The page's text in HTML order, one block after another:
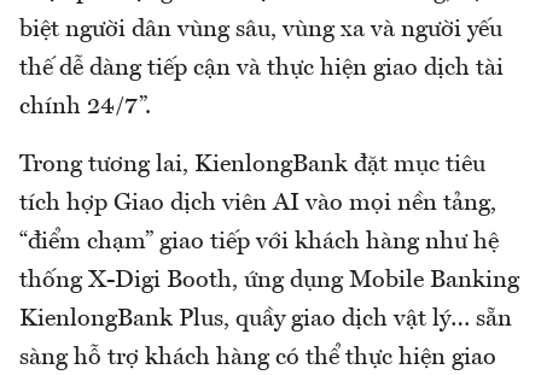
biệt người dân vùng sâu, vùng xa và người yếu
thế dễ dàng tiếp cận và thực hiện giao dịch tài
chính 24/7”.
Trong tương lai, KienlongBank đặt mục tiêu
tích hợp Giao dịch viên AI vào mọi nền tảng,
“điểm chạm” giao tiếp với khách hàng như hệ
thống X-Digi Booth, ứng dụng Mobile Banking
KienlongBank Plus, quầy giao dịch vật lý… sẵn
sàng hỗ trợ khách hàng có thể thực hiện giao